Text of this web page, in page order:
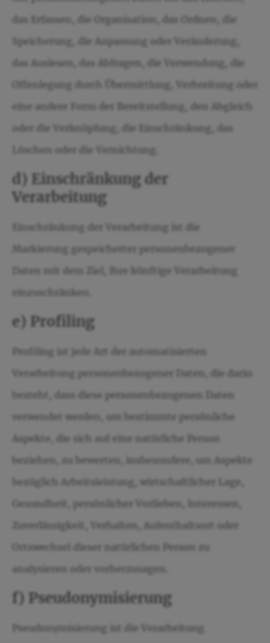
das Erfassen, die Organisation, das Ordnen, die
Speicherung, die Anpassung oder Veränderung,
das Auslesen, das Abfragen, die Verwendung, die
Offenlegung durch Übermittlung, Verbreitung oder
eine andere Form der Bereitstellung, den Abgleich
oder die Verknüpfung, die Einschränkung, das
Löschen oder die Vernichtung.
d) Einschränkung der
Verarbeitung
Einschränkung der Verarbeitung ist die
Markierung gespeicherter personenbezogener
Daten mit dem Ziel, ihre künftige Verarbeitung
einzuschränken.
e) Profiling
Profiling ist jede Art der automatisierten
Verarbeitung personenbezogener Daten, die darin
besteht, dass diese personenbezogenen Daten
verwendet werden, um bestimmte persönliche
Aspekte, die sich auf eine natürliche Person
beziehen, zu bewerten, insbesondere, um Aspekte
bezüglich Arbeitsleistung, wirtschaftlicher Lage,
Gesundheit, persönlicher Vorlieben, Interessen,
Zuverlässigkeit, Verhalten, Aufenthaltsort oder
Ortswechsel dieser natürlichen Person zu
analysieren oder vorherzusagen.
f) Pseudonymisierung
Pseudonymisierung ist die Verarbeitung